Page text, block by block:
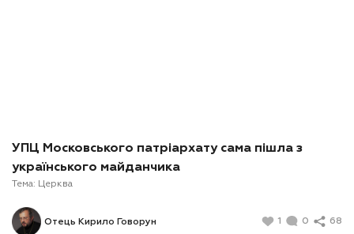
УПЦ Московського патріархату сама пішла з
українського майданчика
Тема: Церква
Отець Кирило Говорун 1 0 68